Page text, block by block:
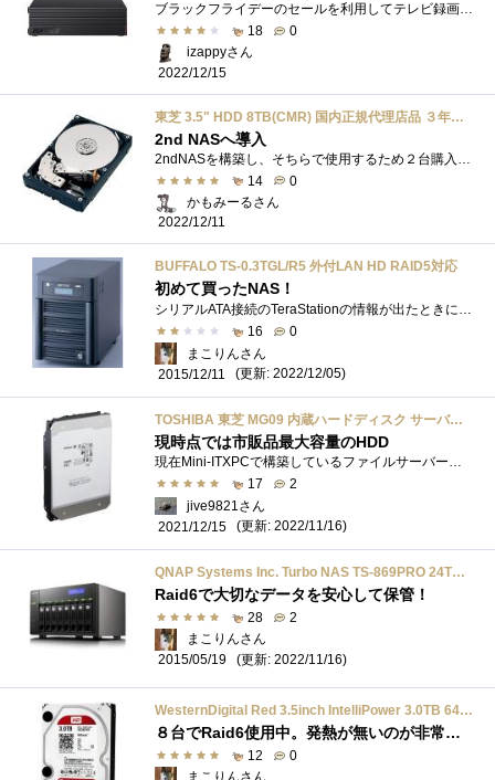
ブラックフライデーのセールを利用してテレビ録画用として購入した外付けHDDです。 外付けHDDを購入するのは何年ぶりだろう。。。 ネット環境�...
18
0
izappyさん
2022/12/15
東芝 3.5" HDD 8TB(CMR) 国内正規代理店品 ３年保証 国内サポート・故障時の同時交換対応 MN08ADA800 /JP 7,200rpm SATA 24x7 RVセンサー搭載
2nd NASへ導入
14
0
かもみーるさん
2022/12/11
BUFFALO TS-0.3TGL/R5 外付LAN HD RAID5対応
初めて買ったNAS！
シリアルATA接続のTeraStationの情報が出たときに、ずっと気になっておりました。それまでは、フルタワーの自作パソコンに高級なRaidカードを繋げ�...
16
0
まこりんさん
2015/12/11
(更新: 2022/12/05)
TOSHIBA 東芝 MG09 内蔵ハードディスク サーバー NAS 用 3.5インチ Enterprise HDD 18TB SATA 7200rpm 3年保証 MG09ACA18TE
現時点では市販品最大容量のHDD
現在Mini-ITXPCで構築しているファイルサーバーのHDD構成は14TB（TOSHIBAMN07ACA14TE）と12TB（TOSHIBAMG07ACA12TE）となっています。ちなみにOSの起動用には別途...
17
2
jive9821さん
2021/12/15
(更新: 2022/11/16)
QNAP Systems Inc. Turbo NAS TS-869PRO 24TB搭載モデル
Raid6で大切なデータを安心して保管！
28
2
まこりんさん
2015/05/19
(更新: 2022/11/16)
WesternDigital Red 3.5inch IntelliPower 3.0TB 64MBキャッシュ SATA III WD30EFRX
８台でRaid6使用中。発熱が無いのが非常にうれしい。これがNAS用にカスタマイズされてると信じてるよ。NASの空調が良いせいかもしれないけど…
12
0